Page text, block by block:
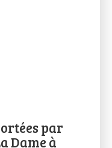
par
Dame à